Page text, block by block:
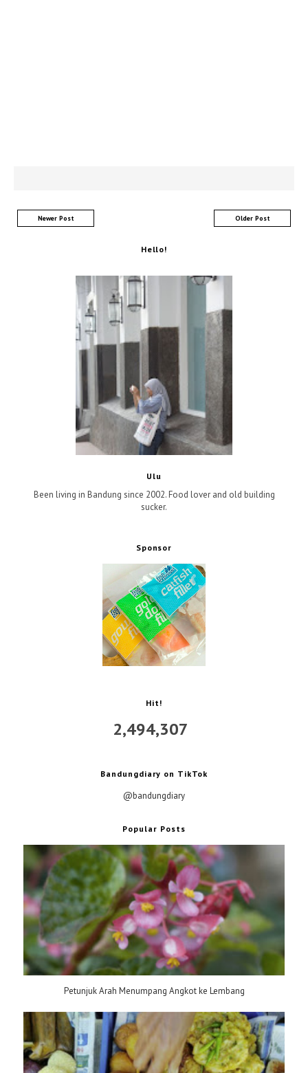
Newer Post Older Post
Hello!
Ulu
Been living in Bandung since 2002. Food lover and old building
sucker.
Sponsor
Hit!
2,494,307
Bandungdiary on TikTok
@bandungdiary
Popular Posts
Petunjuk Arah Menumpang Angkot ke Lembang